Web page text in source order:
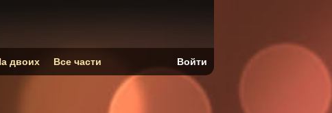
двоих Все части Войти